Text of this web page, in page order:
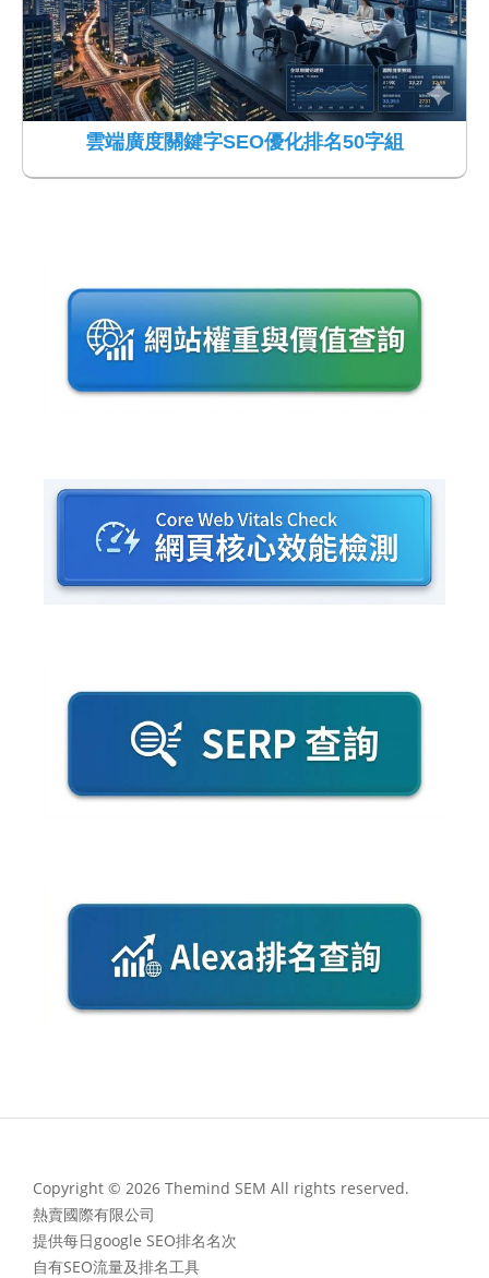
雲端廣度關鍵字SEO優化排名50字組
Copyright © 2026 Themind SEM All rights reserved.
熱賣國際有限公司
提供每日google SEO排名名次
自有SEO流量及排名工具